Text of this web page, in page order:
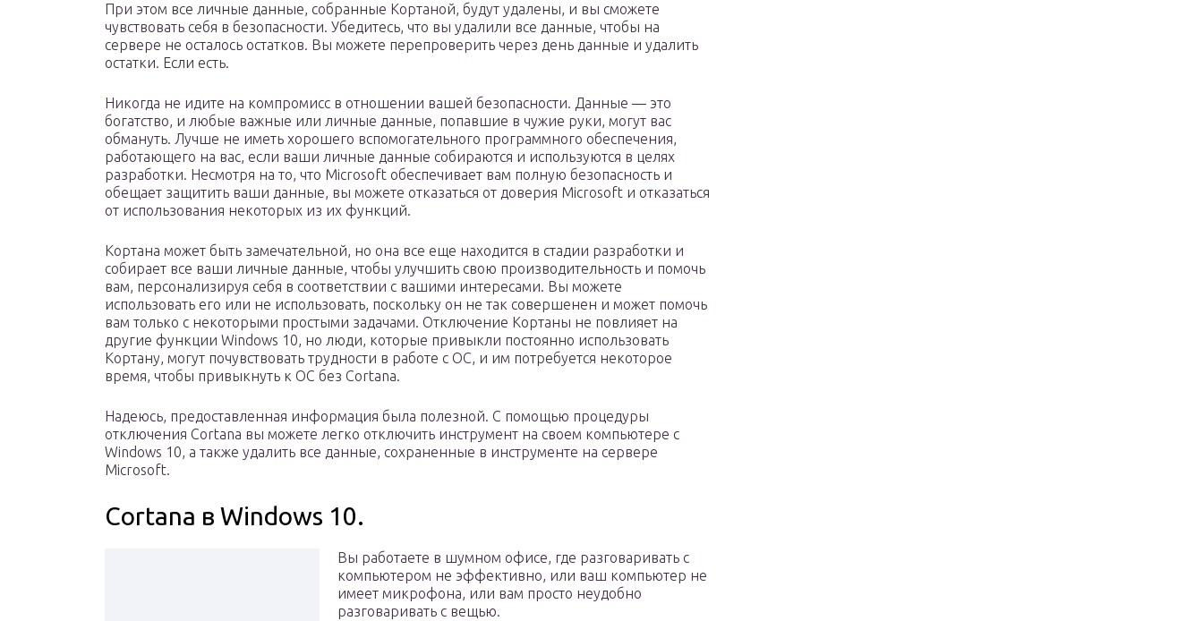
При этом все личные данные, собранные Кортаной, будут удалены, и вы сможете
чувствовать себя в безопасности. Убедитесь, что вы удалили все данные, чтобы на
сервере не осталось остатков. Вы можете перепроверить через день данные и удалить
остатки. Если есть.
Никогда не идите на компромисс в отношении вашей безопасности. Данные — это
богатство, и любые важные или личные данные, попавшие в чужие руки, могут вас
обмануть. Лучше не иметь хорошего вспомогательного программного обеспечения,
работающего на вас, если ваши личные данные собираются и используются в целях
разработки. Несмотря на то, что Microsoft обеспечивает вам полную безопасность и
обещает защитить ваши данные, вы можете отказаться от доверия Microsoft и отказаться
от использования некоторых из их функций.
Кортана может быть замечательной, но она все еще находится в стадии разработки и
собирает все ваши личные данные, чтобы улучшить свою производительность и помочь
вам, персонализируя себя в соответствии с вашими интересами. Вы можете
использовать его или не использовать, поскольку он не так совершенен и может помочь
вам только с некоторыми простыми задачами. Отключение Кортаны не повлияет на
другие функции Windows 10, но люди, которые привыкли постоянно использовать
Кортану, могут почувствовать трудности в работе с ОС, и им потребуется некоторое
время, чтобы привыкнуть к ОС без Cortana.
Надеюсь, предоставленная информация была полезной. С помощью процедуры
отключения Cortana вы можете легко отключить инструмент на своем компьютере с
Windows 10, а также удалить все данные, сохраненные в инструменте на сервере
Microsoft.
Cortana в Windows 10.
Вы работаете в шумном офисе, где разговаривать с
компьютером не эффективно, или ваш компьютер не
имеет микрофона, или вам просто неудобно
разговаривать с вещью.